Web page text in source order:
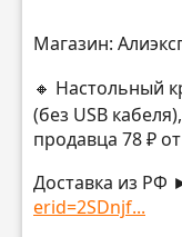
Магазин:
🔸 Настольный
(без USB кабеля),
продавца 78 ₽
Доставка из РФ
erid=2SDnjf...